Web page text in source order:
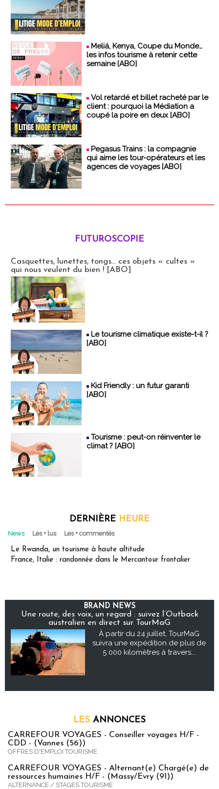
Meliá, Kenya, Coupe du Monde…
les infos tourisme à retenir cette
semaine [ABO]
Vol retardé et billet racheté par le
client : pourquoi la Médiation a
coupé la poire en deux [ABO]
Pegasus Trains : la compagnie
qui aime les tour-opérateurs et les
agences de voyages [ABO]
FUTUROSCOPIE
Casquettes, lunettes, tongs... ces objets « cultes »
qui nous veulent du bien ! [ABO]
Le tourisme climatique existe-t-il ?
[ABO]
Kid Friendly : un futur garanti
[ABO]
Tourisme : peut-on réinventer le
climat ? [ABO]
DERNIÈRE HEURE
News Les + lus Les + commentés
Le Rwanda, un tourisme à haute altitude
France, Italie : randonnée dans le Mercantour frontalier
BRAND NEWS
Une route, des voix, un regard : suivez l’Outback
australien en direct sur TourMaG
À partir du 24 juillet, TourMaG
suivra une expédition de plus de
5 000 kilomètres à travers...
LES ANNONCES
CARREFOUR VOYAGES - Conseiller voyages H/F -
CDD - (Vannes (56))
OFFRES D'EMPLOI TOURISME
CARREFOUR VOYAGES - Alternant(e) Chargé(e) de
ressources humaines H/F - (Massy/Evry (91))
ALTERNANCE / STAGES TOURISME